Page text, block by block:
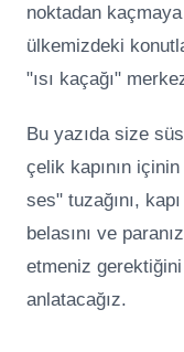
noktadan kaçmaya
ülkemizdeki
"ısı kaçağı"
Bu yazıda size
çelik kapının
ses" tuzağını,
belasını ve
etmeniz
anlatacağız.